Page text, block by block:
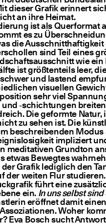
dieser Grafik erinnert
an ihre Heimat.
ist als Querformat
es zu
die Ausschnitthaftigkeit
sind Teil eines
wie ein
ist größtenteils leer,
und lastend
visuellen
sehr viel
‑schichtungen
Die geformte Natur,
zu sehen ist. Die
beschreibenden Modus
impliziert
meditativen Grundton
etwas Bewegtes
Grafik lediglich den
der weiten Flur studieren.
führt eine
ein. In uns selbst sind
eröffnet damit
Woher
Eva Bosch sucht